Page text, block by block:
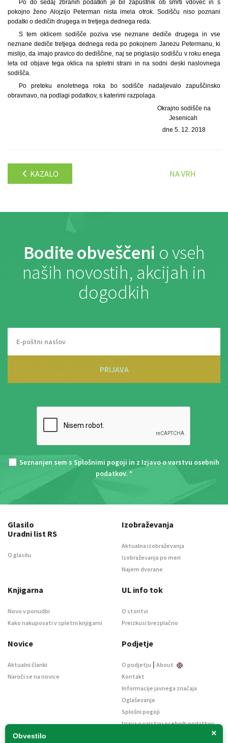
Po do sedaj zbranih podatkih je bil zapustnik ob smrti vdovec in s
pokojno ženo Alojzijo Peterman nista imela otrok. Sodišču niso poznani
podatki o dedičih drugega in tretjega dednega reda.
S tem oklicem sodišče poziva vse neznane dediče drugega in vse
neznane dediče tretjega dednega reda po pokojnem Janezu Petermanu, ki
mislijo, da imajo pravico do dediščine, naj se priglasijo sodišču v roku enega
leta od objave tega oklica na spletni strani in na sodni deski naslovnega
sodišča.
Po preteku enoletnega roka bo sodišče nadaljevalo zapuščinsko
obravnavo, na podlagi podatkov, s katerimi razpolaga.
Okrajno sodišče na
Jesenicah
dne 5. 12. 2018
KAZALO NA VRH
Bodite obveščeni o vseh
naših novostih, akcijah in
dogodkih
PRIJAVA
Seznanjen sem s Splošnimi pogoji in z Izjavo o varstvu osebnih
podatkov. *
×
Obvestilo
Glasilo
Uradni list RS
O glasilu
Izobraževanja
Aktualna izobraževanja
Izobraževanja po meri
Najem dvorane
Knjigarna
Novo v ponudbi
Kako nakupovati v spletni knjigarni
UL info tok
O storitvi
Preizkusi brezplačno
Novice
Aktualni članki
Naroči se na novice
Podjetje
O podjetju | About
Kontakt
Informacije javnega značaja
Oglaševanje
Splošni pogoji
Izjava o varstvu osebnih podatkov